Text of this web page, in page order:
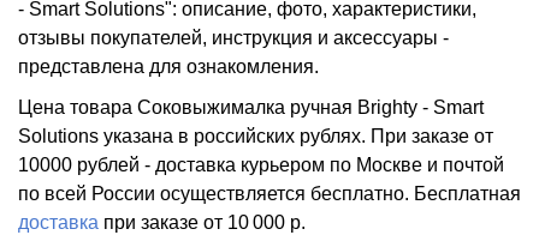
- Smart Solutions": описание, фото, характеристики,
отзывы покупателей, инструкция и аксессуары -
представлена для ознакомления.
Цена товара Соковыжималка ручная Brighty - Smart
Solutions указана в российских рублях. При заказе от
10000 рублей - доставка курьером по Москве и почтой
по всей России осуществляется бесплатно. Бесплатная
доставка при заказе от 10 000 р.